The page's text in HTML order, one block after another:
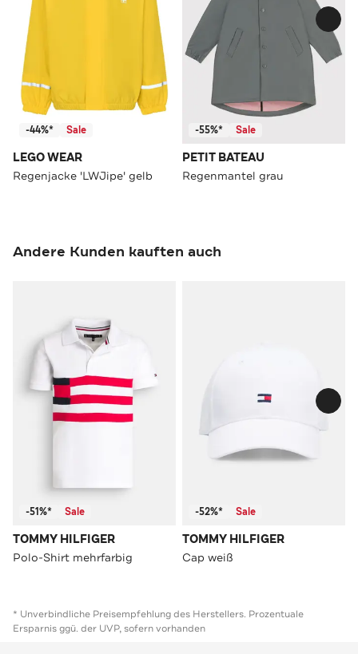
-44%* Sale
LEGO WEAR
Regenjacke 'LWJipe' gelb
-55%* Sale
PETIT BATEAU
Regenmantel grau
Andere Kunden kauften auch
-51%* Sale
TOMMY HILFIGER
Polo-Shirt mehrfarbig
-52%* Sale
TOMMY HILFIGER
Cap weiß
* Unverbindliche Preisempfehlung des Herstellers. Prozentuale
Ersparnis ggü. der UVP, sofern vorhanden